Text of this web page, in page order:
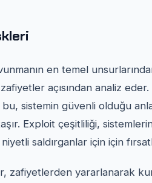
en temel
açısından analiz eder.
sistemin güvenli olduğu
Exploit çeşitliliği,
saldırganlar için için
zafiyetlerden yararlanarak